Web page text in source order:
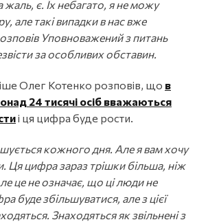
жаль, є. Їх небагато, я не можу
але такі випадки в нас вже
Уповноважений з питань
за особливих обставин.
Олег Котенко розповів, що в
24 тисячі осіб вважаються
і ця цифра буде рости.
кожного дня. Але я вам хочу
Ця цифра зараз трішки більша, ніж
це не означає, що ці люди не
буде збільшуватися, але з цієї
Знаходяться як звільнені з